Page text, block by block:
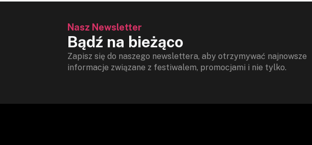
Nasz Newsletter
Bądź na bieżąco
Zapisz się do naszego newslettera, aby otrzymywać najnowsze
informacje związane z festiwalem, promocjami i nie tylko.